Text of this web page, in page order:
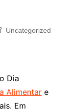
Uncategorized
Dia
Alimentare
Em